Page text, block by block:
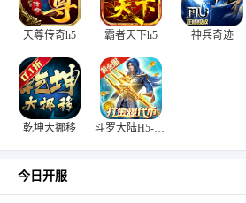
天尊传奇h5 霸者天下h5 神兵奇迹
乾坤大挪移 斗罗大陆H5-极速黄金版
今日开服